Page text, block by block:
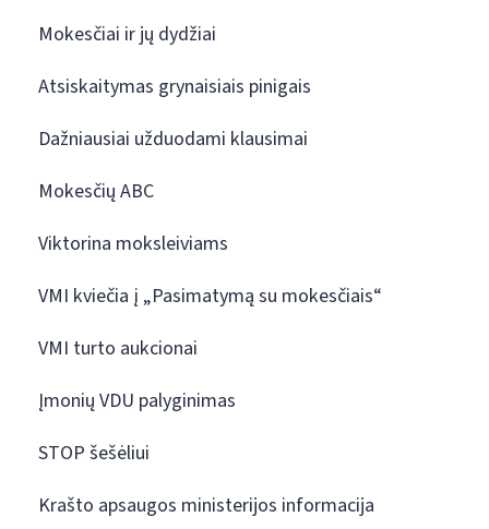
Mokesčiai ir jų dydžiai
Atsiskaitymas grynaisiais pinigais
Dažniausiai užduodami klausimai
Mokesčių ABC
Viktorina moksleiviams
VMI kviečia į „Pasimatymą su mokesčiais“
VMI turto aukcionai
Įmonių VDU palyginimas
STOP šešėliui
Krašto apsaugos ministerijos informacija